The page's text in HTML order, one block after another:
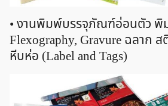
• งานพิมพ์บรรจุภัณฑ์อ่อนตัว พิ
Flexography, Gravure ฉลาก
หีบห่อ (Label and Tags)